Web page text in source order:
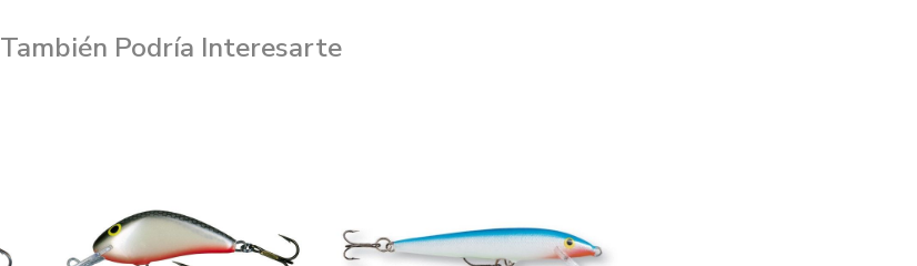
También Podría Interesarte